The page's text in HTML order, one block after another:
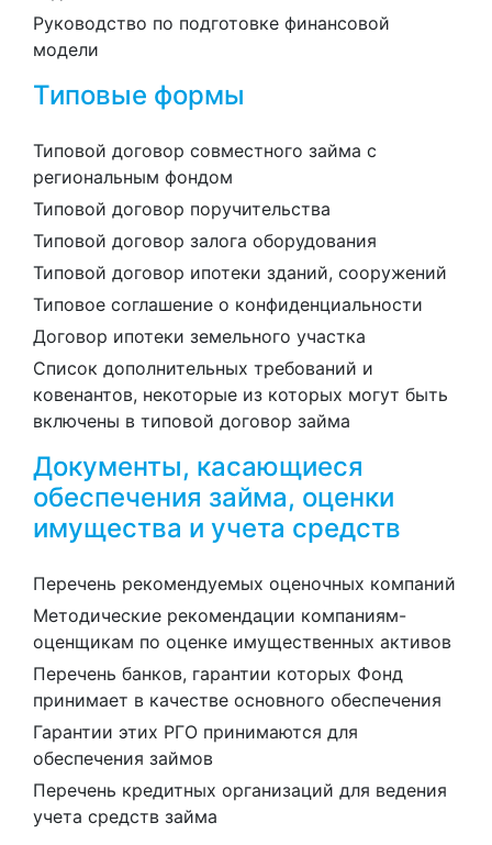
Руководство по подготовке финансовой
модели
Типовые формы
Типовой договор совместного займа с
региональным фондом
Типовой договор поручительства
Типовой договор залога оборудования
Типовой договор ипотеки зданий, сооружений
Типовое соглашение о конфиденциальности
Договор ипотеки земельного участка
Список дополнительных требований и
ковенантов, некоторые из которых могут быть
включены в типовой договор займа
Документы, касающиеся
обеспечения займа, оценки
имущества и учета средств
Перечень рекомендуемых оценочных компаний
Методические рекомендации компаниям-
оценщикам по оценке имущественных активов
Перечень банков, гарантии которых Фонд
принимает в качестве основного обеспечения
Гарантии этих РГО принимаются для
обеспечения займов
Перечень кредитных организаций для ведения
учета средств займа